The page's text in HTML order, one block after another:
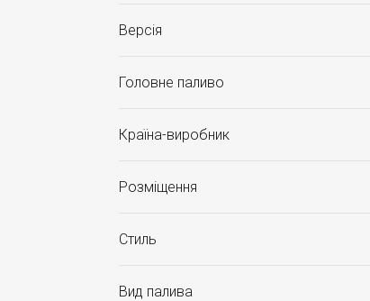
Версія
Головне паливо
Країна-виробник
Розміщення
Стиль
Вид палива